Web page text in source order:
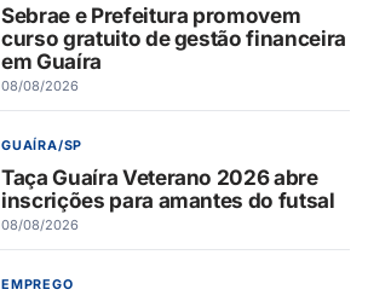
Sebrae e Prefeitura promovem
curso gratuito de gestão financeira
em Guaíra
08/08/2026
GUAÍRA/SP
Taça Guaíra Veterano 2026 abre
inscrições para amantes do futsal
08/08/2026
EMPREGO